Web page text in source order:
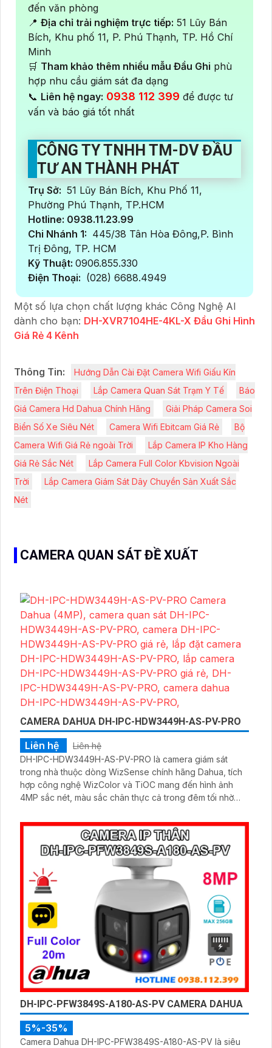
đến văn phòng
📍 Địa chỉ trải nghiệm trực tiếp: 51 Lũy Bán
Bích, Khu phố 11, P. Phú Thạnh, TP. Hồ Chí
Minh
🛒 Tham khảo thêm nhiều mẫu Đầu Ghi phù
hợp nhu cầu giám sát đa dạng
📞 Liên hệ ngay: 0938 112 399 để được tư
vấn và báo giá tốt nhất
CÔNG TY TNHH TM-DV ĐẦU
TƯ AN THÀNH PHÁT
Trụ Sở: 51 Lũy Bán Bích, Khu Phố 11,
Phường Phú Thạnh, TP.HCM
Hotline: 0938.11.23.99
Chi Nhánh 1: 445/38 Tân Hòa Đông,P. Bình
Trị Đông, TP. HCM
Kỹ Thuật: 0906.855.330
Điện Thoại: (028) 6688.4949
Một số lựa chọn chất lượng khác Công Nghệ AI
dành cho bạn: DH-XVR7104HE-4KL-X Đầu Ghi Hình
Giá Rẻ 4 Kênh
Thông Tin:
Hướng Dẫn Cài Đặt Camera Wifi Giấu Kín
Trên Điện Thoại
Lắp Camera Quan Sát Trạm Y Tế
Báo
Giá Camera Hd Dahua Chính Hãng
Giải Pháp Camera Soi
Biển Số Xe Siêu Nét
Camera Wifi Ebitcam Giá Rẻ
Bộ
Camera Wifi Giá Rẻ ngoài Trời
Lắp Camera IP Kho Hàng
Giá Rẻ Sắc Nét
Lắp Camera Full Color Kbvision Ngoài
Trời
Lắp Camera Giám Sát Dây Chuyền Sản Xuất Sắc
Nét
CAMERA QUAN SÁT ĐỀ XUẤT
CAMERA DAHUA DH-IPC-HDW3449H-AS-PV-PRO
Liên hệ
Liên hệ
DH-IPC-HDW3449H-AS-PV-PRO là camera giám sát
trong nhà thuộc dòng WizSense chính hãng Dahua, tích
hợp công nghệ WizColor và TiOC mang đến hình ảnh
4MP sắc nét, màu sắc chân thực cả trong đêm tối nhờ
nhận diện chính xác người và phương tiện bằng AI, đàm
thoại hai chiều rõ ràng, hỗ trợ thẻ nhớ 512GB và cấp
nguồn qua PoE giá rẻ
DH-IPC-PFW3849S-A180-AS-PV CAMERA DAHUA
5%-35%
Camera Dahua DH-IPC-PFW3849S-A180-AS-PV là siêu